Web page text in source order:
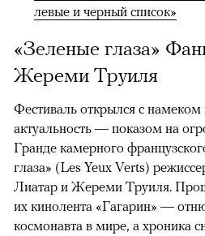
левые и черный список»
«Зеленые глаза»
Жереми Труиля
Фестиваль открылся с намеком
актуальность — показом на
Гранде камерного
глаза» (Les Yeux Verts)
Лиатар и Жереми Труиля.
их кинолента «Гагарин» —
космонавта в мире, а хроника